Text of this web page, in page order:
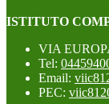
ISTITUTO
VIA
Tel:
Email:
PEC: